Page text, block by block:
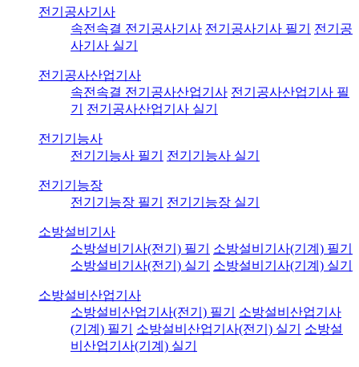
전기공사기사
속전속결 전기공사기사 전기공사기사 필기
전기공
사기사 실기
전기공사산업기사
속전속결 전기공사산업기사 전기공사산업기사 필
기
전기공사산업기사 실기
전기기능사
전기기능사 필기
전기기능사 실기
전기기능장
전기기능장 필기
전기기능장 실기
소방설비기사
소방설비기사(전기) 필기
소방설비기사(기계) 필기
소방설비기사(전기) 실기
소방설비기사(기계) 실기
소방설비산업기사
소방설비산업기사(전기) 필기
소방설비산업기사
(기계) 필기
소방설비산업기사(전기) 실기
소방설
비산업기사(기계) 실기